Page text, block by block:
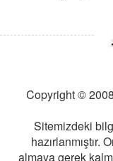
Copyright ©
Sitemizdeki
hazırlanmıştır.
almaya gerek